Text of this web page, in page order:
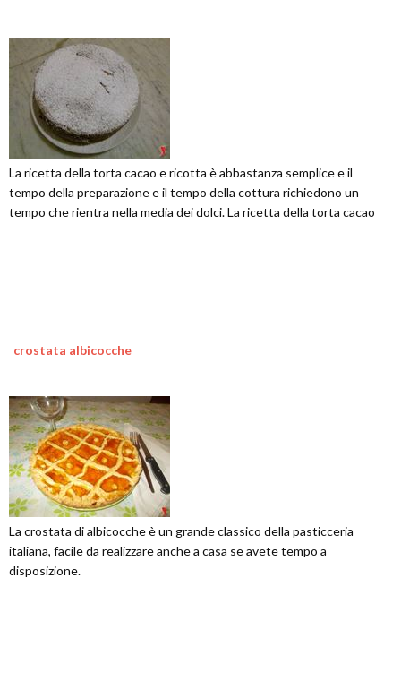
La ricetta della torta cacao e ricotta è abbastanza semplice e il
tempo della preparazione e il tempo della cottura richiedono un
tempo che rientra nella media dei dolci. La ricetta della torta cacao
crostata albicocche
La crostata di albicocche è un grande classico della pasticceria
italiana, facile da realizzare anche a casa se avete tempo a
disposizione.